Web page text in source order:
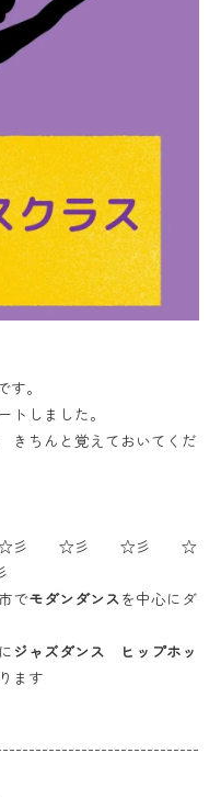
。
しました。
ちんと覚えておいてくだ
彡 ☆彡 ☆彡 ☆
でモダンダンスを中心にダ
ジャズダンス ヒップホッ
ます